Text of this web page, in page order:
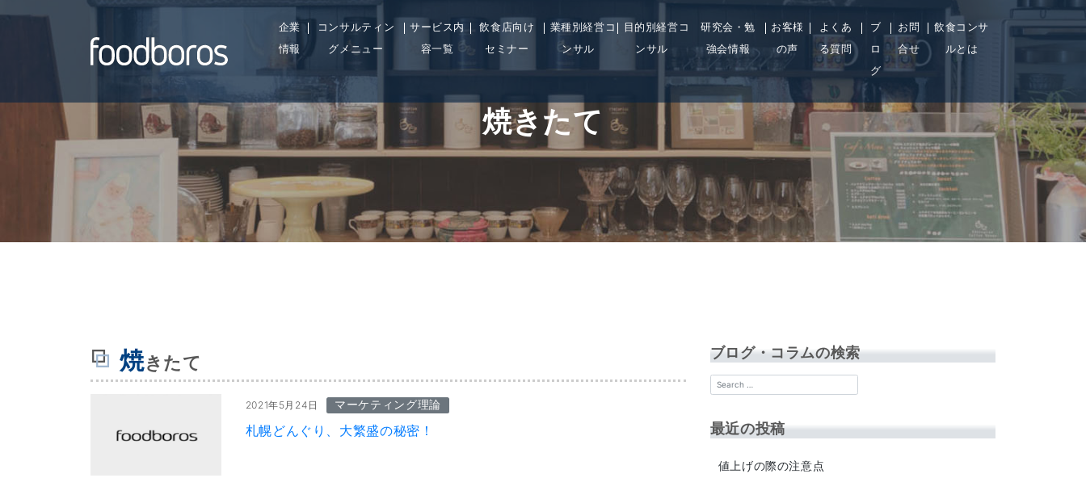
企業
情報
コンサルティン
グメニュー
サービス内
容一覧
飲食店向け
セミナー
業種別経営コ
ンサル
目的別経営コ
ンサル
研究会・勉
強会情報
お客様
の声
よくあ
る質問
ブ
ロ
グ
お問
合せ
飲食コンサ
ルとは
焼きたて
焼きたて
2021年5月24日 マーケティング理論
札幌どんぐり、大繁盛の秘密！
ブログ・コラムの検索
最近の投稿
値上げの際の注意点